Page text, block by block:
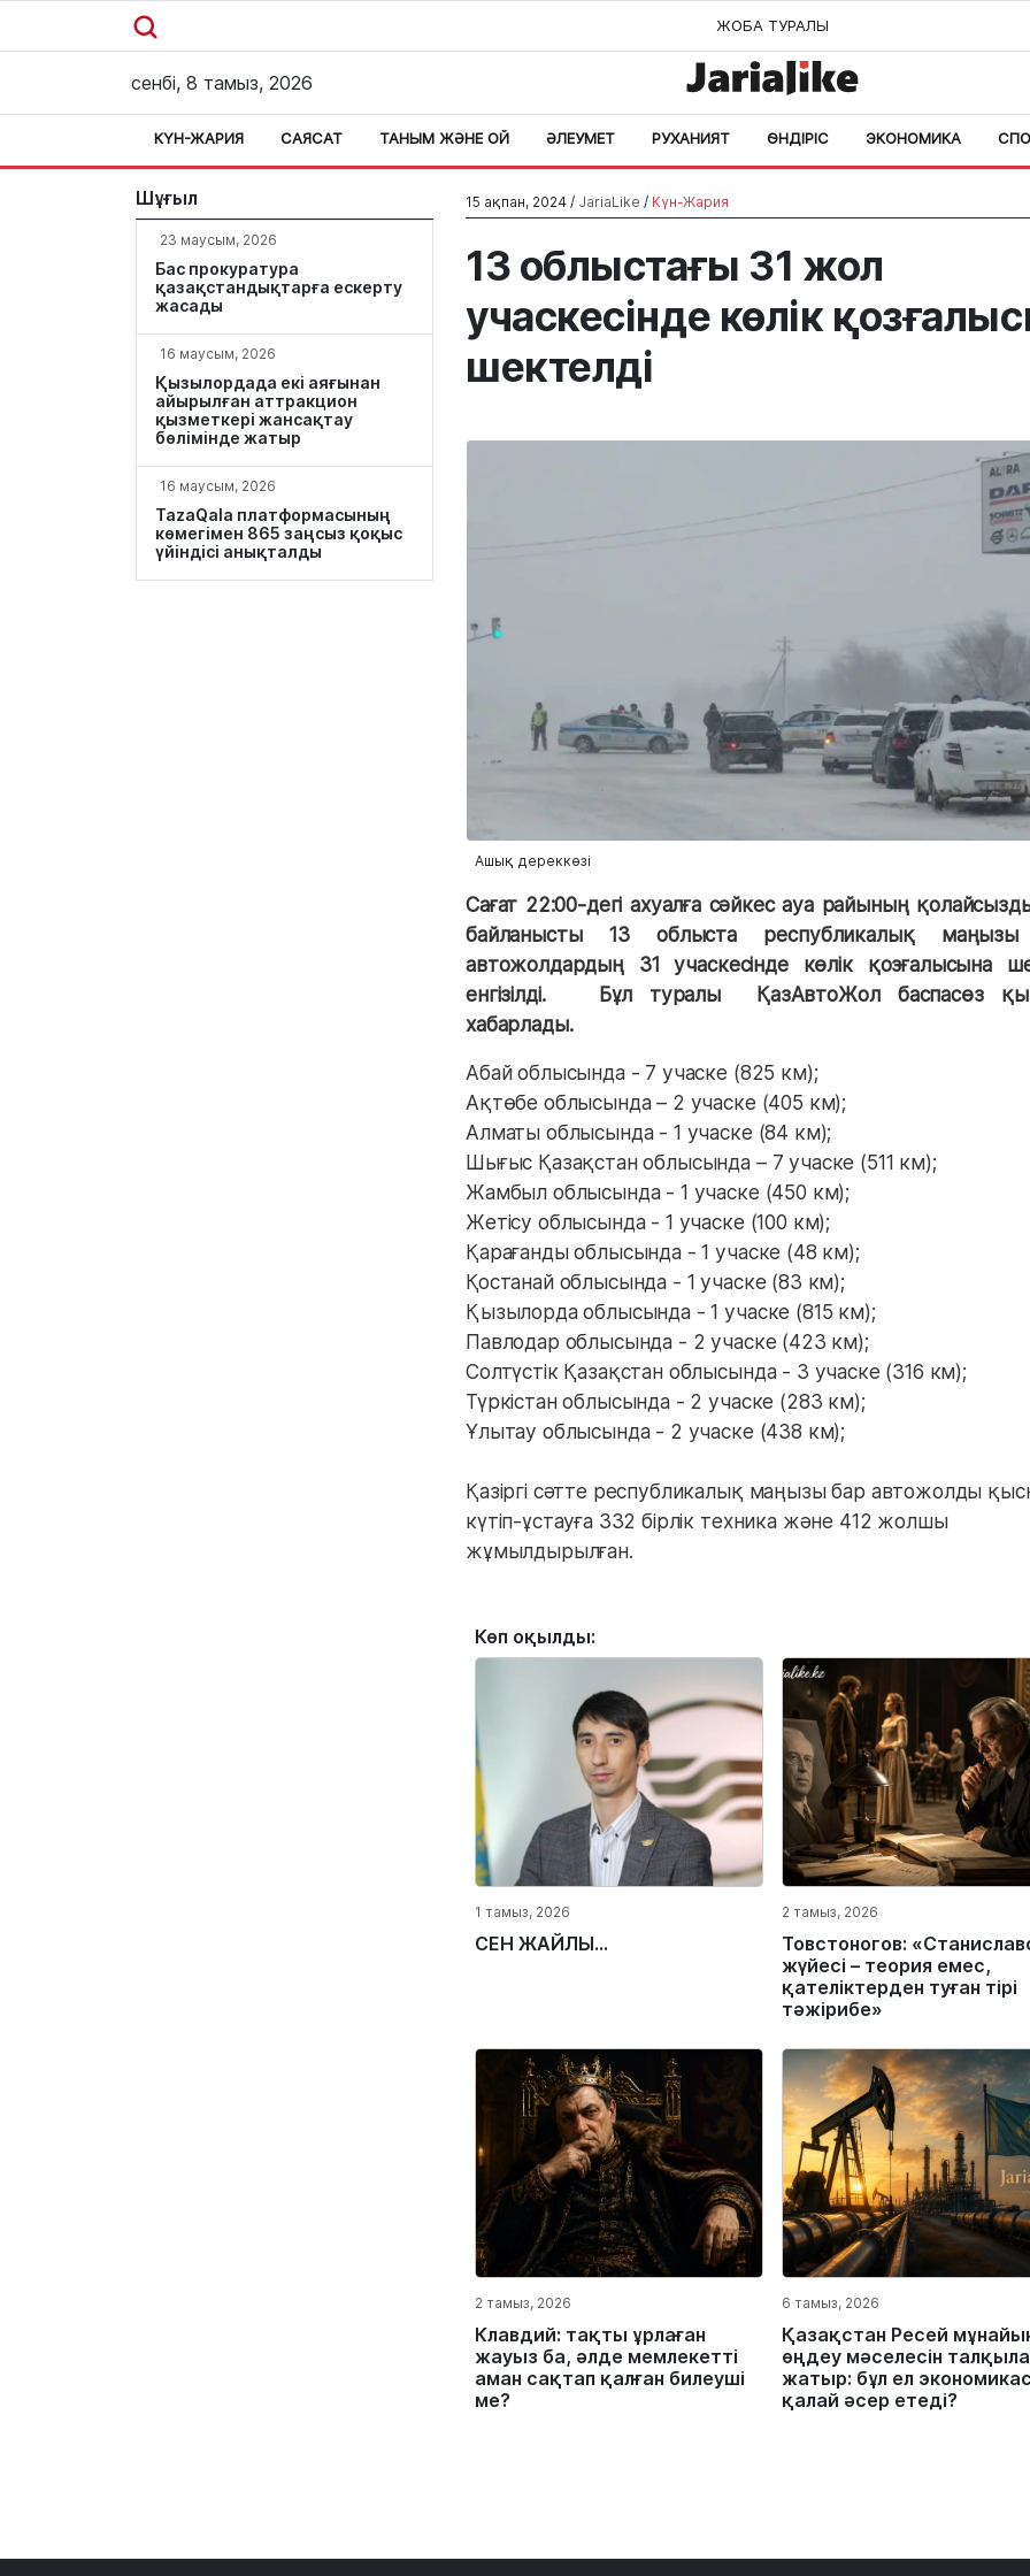
ЖОБА ТУРАЛЫ
сенбі, 8 тамыз, 2026
КҮН-ЖАРИЯ САЯСАТ ТАНЫМ ЖӘНЕ ОЙ ӘЛЕУМЕТ РУХАНИЯТ ӨНДІРІС ЭКОНОМИКА
Шұғыл
23 маусым, 2026
Бас прокуратура
қазақстандықтарға ескерту
жасады
16 маусым, 2026
Қызылордада екі аяғынан
айырылған аттракцион
қызметкері жансақтау
бөлімінде жатыр
16 маусым, 2026
TazaQala платформасының
көмегімен 865 заңсыз қоқыс
үйіндісі анықталды
15 ақпан, 2024 / JariaLike / Күн-Жария
13 облыстағы 31 жол
учаскесінде көлік
шектелді
Ашық дереккөзі
Сағат 22:00-дегі ахуалға сәйкес ауа райының
байланысты 13 облыста республикалық
автожолдардың 31 учаскесінде көлік қозғалысына
енгізілді. Бұл туралы
ҚазАвтоЖол баспасөз
хабарлады.
Абай облысында - 7 учаске (825 км);
Ақтөбе облысында – 2 учаске (405 км);
Алматы облысында - 1 учаске (84 км);
Шығыс Қазақстан облысында – 7 учаске (511 км);
Жамбыл облысында - 1 учаске (450 км);
Жетісу облысында - 1 учаске (100 км);
Қарағанды облысында - 1 учаске (48 км);
Қостанай облысында - 1 учаске (83 км);
Қызылорда облысында - 1 учаске (815 км);
Павлодар облысында - 2 учаске (423 км);
Солтүстік Қазақстан облысында - 3 учаске (316 км);
Түркістан облысында - 2 учаске (283 км);
Ұлытау облысында - 2 учаске (438 км);
Қазіргі сәтте республикалық маңызы бар автожолды
күтіп-ұстауға 332 бірлік техника және 412 жолшы
жұмылдырылған.
Көп оқылды:
1 тамыз, 2026
СЕН ЖАЙЛЫ...
2 тамыз, 2026
Товстоногов:
жүйесі – теория емес,
қателіктерден туған тірі
тәжірибе»
2 тамыз, 2026
Клавдий: тақты ұрлаған
жауыз ба, әлде мемлекетті
аман сақтап қалған билеуші
ме?
6 тамыз, 2026
Қазақстан Ресей
өңдеу мәселесін
жатыр: бұл ел
қалай әсер етеді?